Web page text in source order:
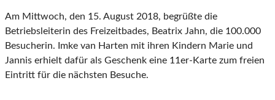
Am Mittwoch, den 15. August 2018, begrüßte die
Betriebsleiterin des Freizeitbades, Beatrix Jahn, die 100.000
Besucherin. Imke van Harten mit ihren Kindern Marie und
Jannis erhielt dafür als Geschenk eine 11er-Karte zum freien
Eintritt für die nächsten Besuche.